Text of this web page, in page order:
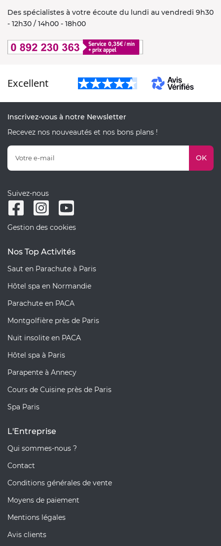
Des spécialistes à votre écoute du lundi au vendredi 9h30
- 12h30 / 14h00 - 18h00
Excellent
Inscrivez-vous à notre Newsletter
Recevez nos nouveautés et nos bons plans !
OK
Suivez-nous
Gestion des cookies
Nos Top Activités
Saut en Parachute à Paris
Hôtel spa en Normandie
Parachute en PACA
Montgolfière près de Paris
Nuit insolite en PACA
Hôtel spa à Paris
Parapente à Annecy
Cours de Cuisine près de Paris
Spa Paris
L'Entreprise
Qui sommes-nous ?
Contact
Conditions générales de vente
Moyens de paiement
Mentions légales
Avis clients